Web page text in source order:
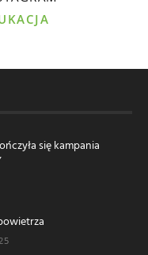
się kampania